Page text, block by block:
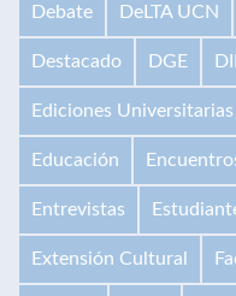
Debate DeLTA UCN
Destacado DGE
Ediciones
Educación
Entrevistas
Extensión Cultural